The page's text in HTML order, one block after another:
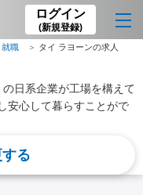
ログイン
(新規登録)
就職 タイ ラヨーンの求人
日系企業が工場を構えて
安心して暮らすことがで
る